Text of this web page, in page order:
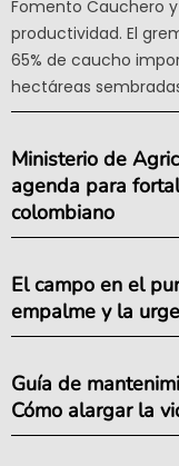
Fomento Cauchero
productividad. El
65% de caucho
hectáreas
Ministerio de
agenda para
colombiano
El campo en el
empalme y la
Guía de
Cómo alargar la